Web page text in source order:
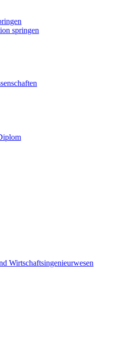
springen
Wirtschaftsingenieurwesen